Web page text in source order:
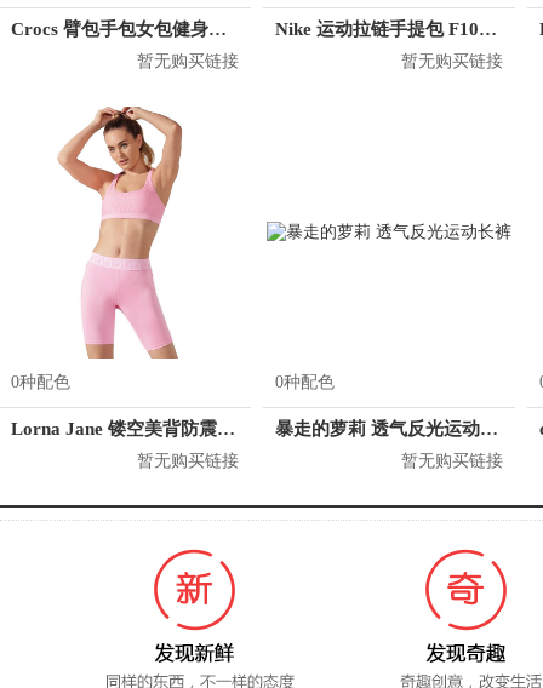
Crocs 臂包手包女包健身包小包 CE31K181009
暂无购买链接
Nike 运动拉链手提包 F1086R
暂无购买链接
0种配色
Lorna Jane 镂空美背防震运动内衣 121942
暂无购买链接
0种配色
暴走的萝莉 透气反光运动长裤
暂无购买链接